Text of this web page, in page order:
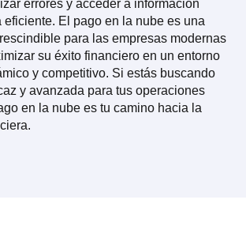
errores y acceder a información
eficiente. El pago en la nube es una
para las empresas modernas
su éxito financiero en un entorno
y competitivo. Si estás buscando
y avanzada para tus operaciones
en la nube es tu camino hacia la